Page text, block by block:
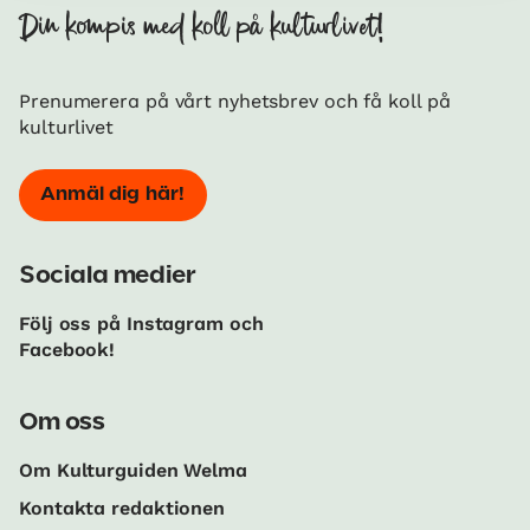
Din kompis med koll på kulturlivet!
Prenumerera på vårt nyhetsbrev och få koll på
kulturlivet
Anmäl dig här!
Sociala medier
Följ oss på Instagram och
Facebook!
Om oss
Om Kulturguiden Welma
Kontakta redaktionen